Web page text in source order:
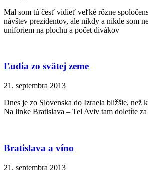
Mal som tú česť vidieť veľké rôzne
návštev prezidentov, ale nikdy a nikde som
uniforiem na plochu a počet divákov
Ľudia zo svätej zeme
21. septembra 2013
Dnes je zo Slovenska do Izraela bližšie, než
Na linke Bratislava – Tel Aviv tam doletíte
Bratislava a víno
21. septembra 2013